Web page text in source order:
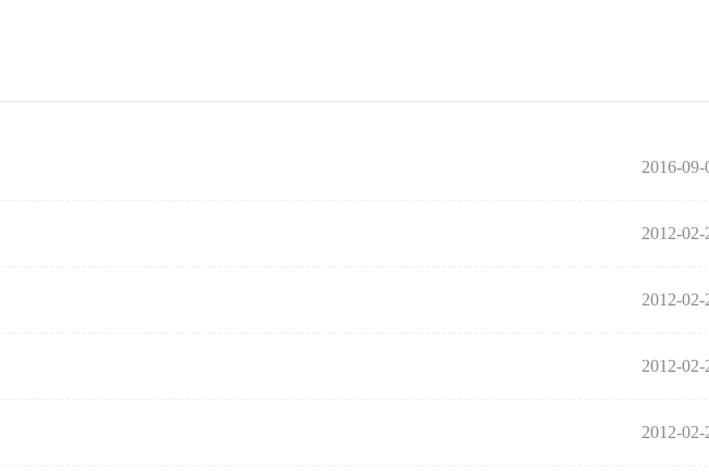
2016-09-
2012-02-
2012-02-
2012-02-
2012-02-